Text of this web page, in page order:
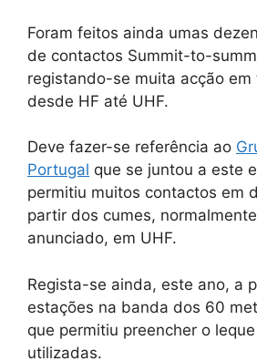
Foram feitos ainda umas
de contactos Summit-to-
registando-se muita acção
desde HF até UHF.
Deve fazer-se referência ao
Portugal que se juntou a este
permitiu muitos contactos em
partir dos cumes,
anunciado, em UHF.
Regista-se ainda, este ano, a
estações na banda dos 60
que permitiu preencher o
utilizadas.